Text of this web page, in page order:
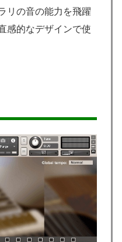
リの音の能力を飛躍
感的なデザインで使